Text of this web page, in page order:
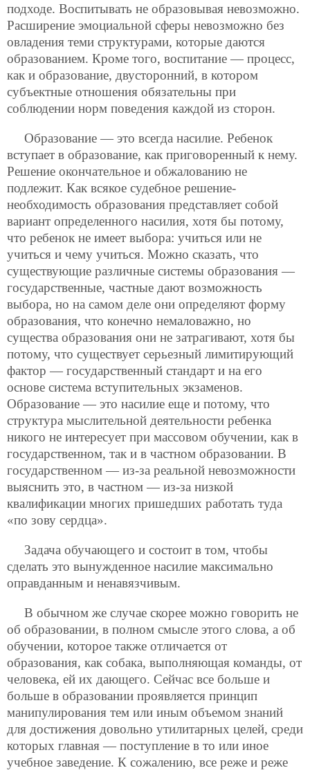
подходе. Воспитывать не образовывая невозможно.
Расширение эмоциальной сферы невозможно без
овладения теми структурами, которые даются
образованием. Кроме того, воспитание — процесс,
как и образование, двусторонний, в котором
субъектные отношения обязательны при
соблюдении норм поведения каждой из сторон.
Образование — это всегда насилие. Ребенок
вступает в образование, как приговоренный к нему.
Решение окончательное и обжалованию не
подлежит. Как всякое судебное решение-
необходимость образования представляет собой
вариант определенного насилия, хотя бы потому,
что ребенок не имеет выбора: учиться или не
учиться и чему учиться. Можно сказать, что
существующие различные системы образования —
государственные, частные дают возможность
выбора, но на самом деле они определяют форму
образования, что конечно немаловажно, но
существа образования они не затрагивают, хотя бы
потому, что существует серьезный лимитирующий
фактор — государственный стандарт и на его
основе система вступительных экзаменов.
Образование — это насилие еще и потому, что
структура мыслительной деятельности ребенка
никого не интересует при массовом обучении, как в
государственном, так и в частном образовании. В
государственном — из-за реальной невозможности
выяснить это, в частном — из-за низкой
квалификации многих пришедших работать туда
«по зову сердца».
Задача обучающего и состоит в том, чтобы
сделать это вынужденное насилие максимально
оправданным и ненавязчивым.
В обычном же случае скорее можно говорить не
об образовании, в полном смысле этого слова, а об
обучении, которое также отличается от
образования, как собака, выполняющая команды, от
человека, ей их дающего. Сейчас все больше и
больше в образовании проявляется принцип
манипулирования тем или иным объемом знаний
для достижения довольно утилитарных целей, среди
которых главная — поступление в то или иное
учебное заведение. К сожалению, все реже и реже